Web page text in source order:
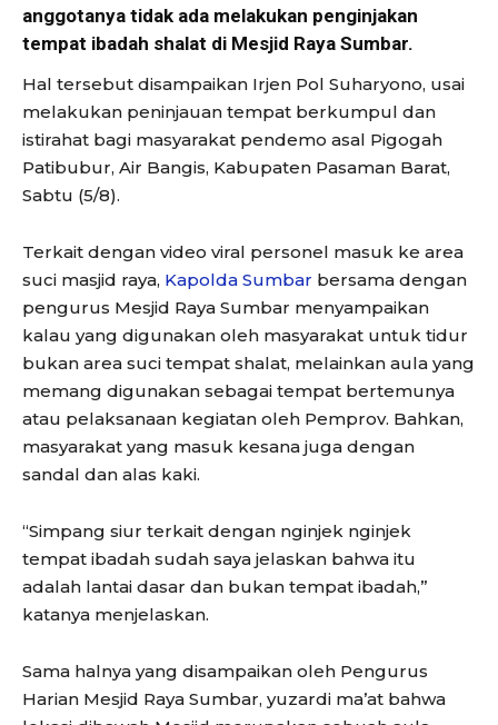
anggotanya tidak ada melakukan penginjakan
tempat ibadah shalat di Mesjid Raya Sumbar.
Hal tersebut disampaikan Irjen Pol Suharyono, usai
melakukan peninjauan tempat berkumpul dan
istirahat bagi masyarakat pendemo asal Pigogah
Patibubur, Air Bangis, Kabupaten Pasaman Barat,
Sabtu (5/8).
Terkait dengan video viral personel masuk ke area
suci masjid raya, Kapolda Sumbar bersama dengan
pengurus Mesjid Raya Sumbar menyampaikan
kalau yang digunakan oleh masyarakat untuk tidur
bukan area suci tempat shalat, melainkan aula yang
memang digunakan sebagai tempat bertemunya
atau pelaksanaan kegiatan oleh Pemprov. Bahkan,
masyarakat yang masuk kesana juga dengan
sandal dan alas kaki.
“Simpang siur terkait dengan nginjek nginjek
tempat ibadah sudah saya jelaskan bahwa itu
adalah lantai dasar dan bukan tempat ibadah,”
katanya menjelaskan.
Sama halnya yang disampaikan oleh Pengurus
Harian Mesjid Raya Sumbar, yuzardi ma’at bahwa